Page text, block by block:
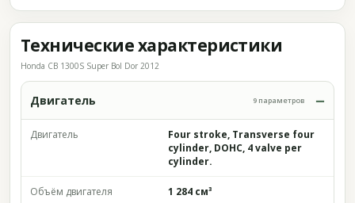
Технические характеристики
Honda CB 1300S Super Bol Dor 2012
Двигатель 9 параметров
Двигатель
Four stroke, Transverse four
cylinder, DOHC, 4 valve per
cylinder.
Объём двигателя 1 284 см³